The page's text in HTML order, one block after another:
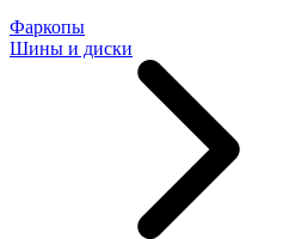
Фаркопы
Шины и диски